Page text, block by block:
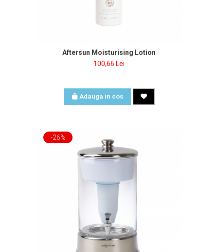
Aftersun Moisturising Lotion
100,66 Lei
Adauga in cos
-26%